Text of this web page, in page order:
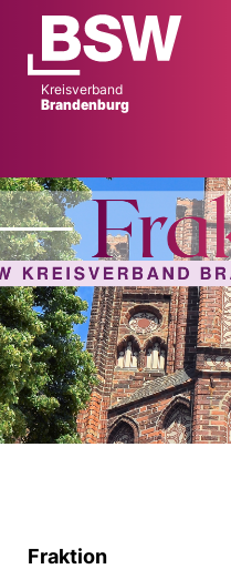
Kreisverband
Brandenburg
Fraktion